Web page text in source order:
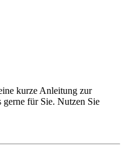
kurze Anleitung zur
gerne für Sie. Nutzen Sie